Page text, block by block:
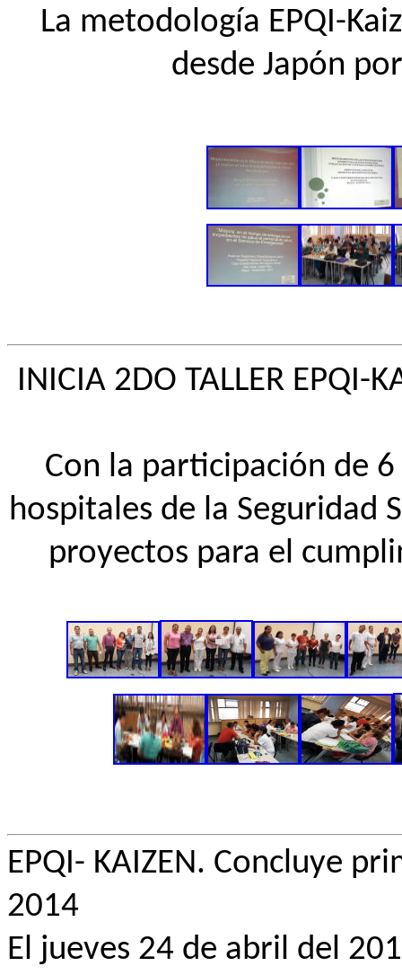
La metodología EPQI-
desde Japón
INICIA 2DO TALLER EPQI-
Con la participación de
hospitales de la Seguridad
proyectos para el
EPQI- KAIZEN. Concluye
2014
El jueves 24 de abril del